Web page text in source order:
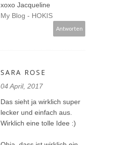
xoxo Jacqueline
My Blog - HOKIS
Antworten
SARA ROSE
04 April, 2017
Das sieht ja wirklich super
lecker und einfach aus.
Wirklich eine tolle Idee :)